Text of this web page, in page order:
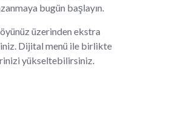
bugün başlayın.
üzerinden ekstra
Dijital menü ile birlikte
yükseltebilirsiniz.